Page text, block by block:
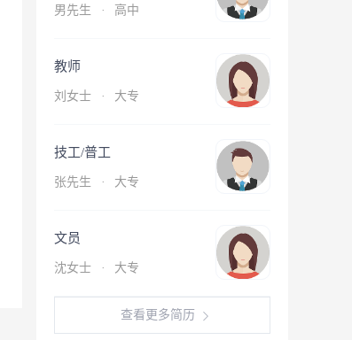
男先生 · 高中
教师
刘女士 · 大专
技工/普工
张先生 · 大专
文员
沈女士 · 大专
查看更多简历